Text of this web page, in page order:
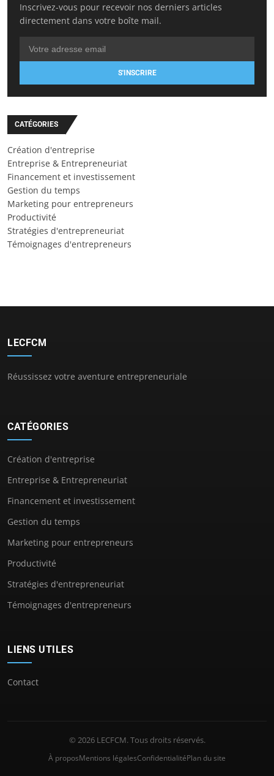
Inscrivez-vous pour recevoir nos derniers articles
directement dans votre boîte mail.
S'INSCRIRE
CATÉGORIES
Création d'entreprise
Entreprise & Entrepreneuriat
Financement et investissement
Gestion du temps
Marketing pour entrepreneurs
Productivité
Stratégies d'entrepreneuriat
Témoignages d'entrepreneurs
LECFCM
Réussissez votre aventure entrepreneuriale
CATÉGORIES
Création d'entreprise
Entreprise & Entrepreneuriat
Financement et investissement
Gestion du temps
Marketing pour entrepreneurs
Productivité
Stratégies d'entrepreneuriat
Témoignages d'entrepreneurs
LIENS UTILES
Contact
© 2026 LECFCM. Tous droits réservés.
À proposMentions légalesConfidentialitéPlan du site